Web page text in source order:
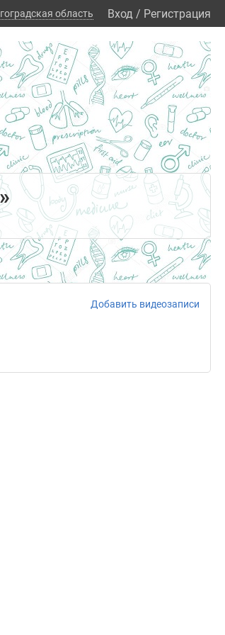
область Вход / Регистрация
Добавить видеозаписи